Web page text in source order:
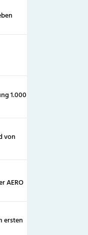
1.000
von
AERO
ersten